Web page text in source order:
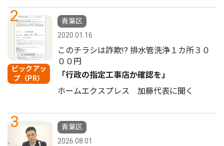
2
ピックアッ
プ（PR）
青葉区
2020.01.16
このチラシは詐欺!? 排水管洗浄１カ所３０
００円
「行政の指定工事店か確認を」
ホームエクスプレス 加藤代表に聞く
3
青葉区
2026.08.01